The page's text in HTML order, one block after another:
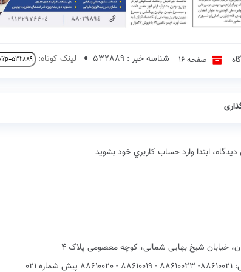
صفحه 16 شناسه خبر : 532889 ♦ لینک کوتاه:
دیدگاه، ابتدا وارد حساب كاربري خود بشويد
خیابان شیخ بهایی شمالی، کوچه معصومی پلاک 4
021